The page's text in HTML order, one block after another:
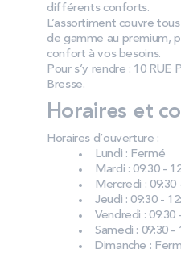
différents conforts.
L’assortiment couvre
de gamme au premium,
confort à vos besoins.
Pour s’y rendre : 10 RUE
Bresse.
Horaires et
Horaires d’ouverture :
Lundi : Fermé
Mardi : 09:30 -
Mercredi : 09:30
Jeudi : 09:30 -
Vendredi : 09:30
Samedi : 09:30 -
Dimanche :